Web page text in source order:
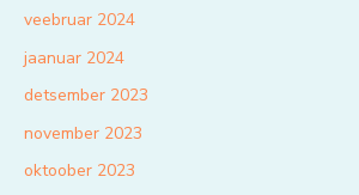
veebruar 2024
jaanuar 2024
detsember 2023
november 2023
oktoober 2023